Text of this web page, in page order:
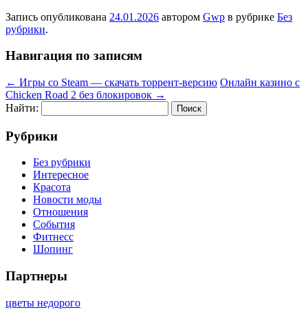
Запись опубликована 24.01.2026 автором Gwp в рубрике Без
рубрики.
Навигация по записям
← Игры со Steam — скачать торрент-версию Онлайн казино с
Chicken Road 2 без блокировок →
Найти:
Рубрики
Без рубрики
Интересное
Красота
Новости моды
Отношения
События
Фитнесс
Шопинг
Партнеры
цветы недорого